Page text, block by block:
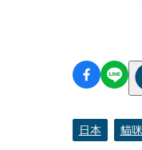
日本 貓咪